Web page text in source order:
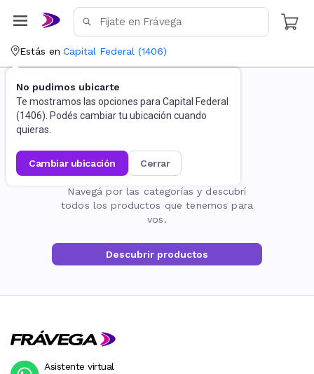
Estás en Capital Federal (1406)
No pudimos ubicarte
Te mostramos las opciones para Capital Federal
(1406). Podés cambiar tu ubicación cuando
quieras.
cambiar ubicación cerrar
La página no existe
Navegá por las categorías y descubrí
todos los productos que tenemos para
vos.
Descubrir productos
Asistente virtual